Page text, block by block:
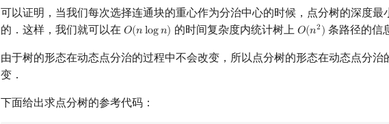
可以证明，当我们每次选择连通块的重心作为分治中心的时候，点分树的深度最
的．这样，我们就可以在 𝑂(𝑛log𝑛)
O(nlogn) 的时间复杂度内统计树上 𝑂(𝑛2)
O(n2) 条路径的信
由于树的形态在动态点分治的过程中不会改变，所以点分树的形态在动态点分治
变．
下面给出求点分树的参考代码：